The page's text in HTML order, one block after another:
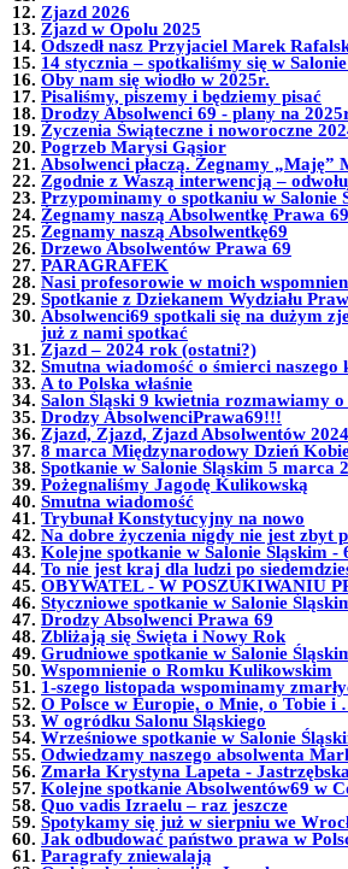
Zjazd 2026
Zjazd w Opolu 2025
Odszedł nasz Przyjaciel Marek
14 stycznia – spotkaliśmy się w
Oby nam się wiodło w 2025r.
Pisaliśmy, piszemy i będziemy pisać
Drodzy Absolwenci 69 - plany na
Życzenia Świąteczne i noworoczne
Pogrzeb Marysi Gąsior
Absolwenci płaczą. Żegnamy „Maję”
Zgodnie z Waszą interwencją –
Przypominamy o spotkaniu w Salonie
Żegnamy naszą Absolwentkę Prawa
Żegnamy naszą Absolwentkę69
Drzewo Absolwentów Prawa 69
PARAGRAFEK
Nasi profesorowie w moich
Spotkanie z Dziekanem Wydziału
Absolwenci69 spotkali się na dużym
już z nami spotkać
Zjazd – 2024 rok (ostatni?)
Smutna wiadomość o śmierci naszego
A to Polska właśnie
Salon Śląski 9 kwietnia rozmawiamy
Drodzy AbsolwenciPrawa69!!!
Zjazd, Zjazd, Zjazd Absolwentów
8 marca Międzynarodowy Dzień
Spotkanie w Salonie Śląskim 5 marca
Pożegnaliśmy Jagodę Kulikowską
Smutna wiadomość
Trybunał Konstytucyjny na nowo
Na dobre życzenia nigdy nie jest zbyt
Kolejne spotkanie w Salonie Śląskim -
To nie jest kraj dla ludzi po
OBYWATEL - W POSZUKIWANIU
Styczniowe spotkanie w Salonie
Drodzy Absolwenci Prawa 69
Zbliżają się Święta i Nowy Rok
Grudniowe spotkanie w Salonie
Wspomnienie o Romku Kulikowskim
1-szego listopada wspominamy
O Polsce w Europie, o Mnie, o Tobie i
W ogródku Salonu Śląskiego
Wrześniowe spotkanie w Salonie
Odwiedzamy naszego absolwenta
Zmarła Krystyna Lapeta - Jastrzębska
Kolejne spotkanie Absolwentów69 w
Quo vadis Izraelu – raz jeszcze
Spotykamy się już w sierpniu we
Jak odbudować państwo prawa w
Paragrafy zniewalają